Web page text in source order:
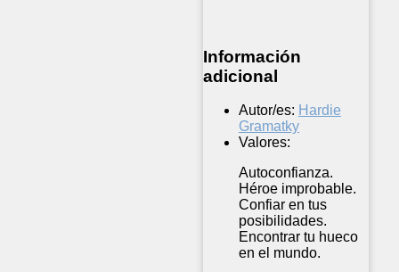
Información
adicional
Autor/es: Hardie
Gramatky
Valores:
Autoconfianza.
Héroe improbable.
Confiar en tus
posibilidades.
Encontrar tu hueco
en el mundo.